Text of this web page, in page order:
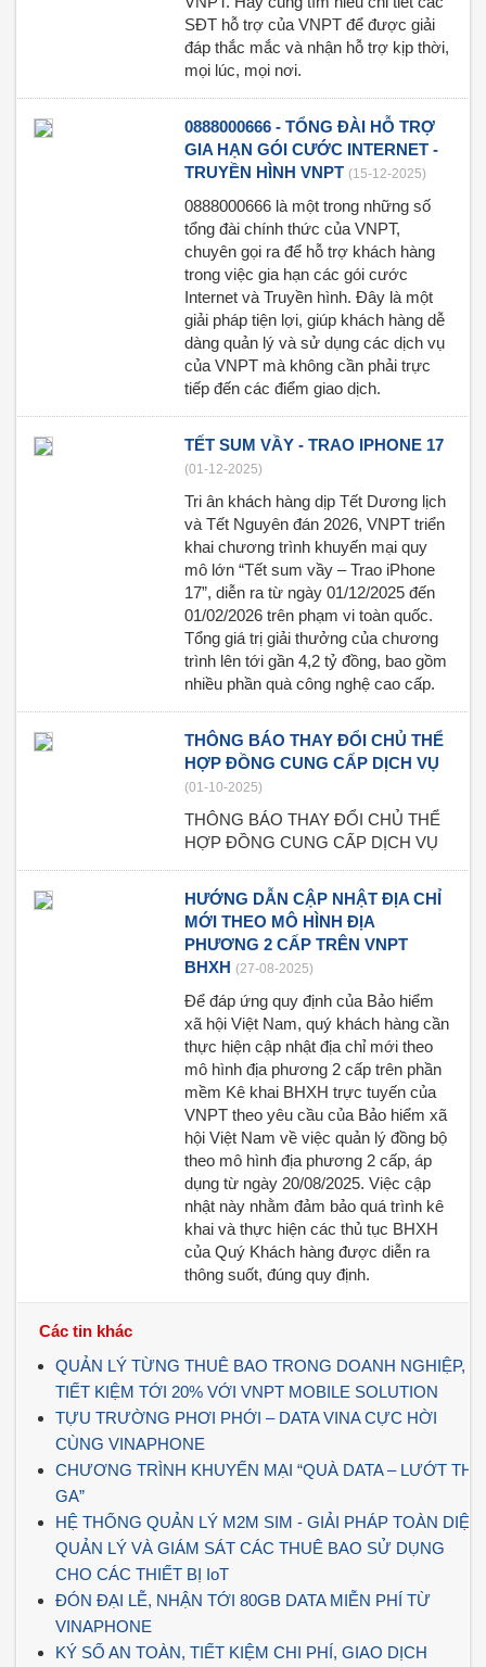
SĐT hỗ trợ của VNPT để được giải
đáp thắc mắc và nhận hỗ trợ kịp thời,
mọi lúc, mọi nơi.
0888000666 - TỔNG ĐÀI HỖ TRỢ
GIA HẠN GÓI CƯỚC INTERNET -
TRUYỀN HÌNH VNPT (15-12-2025)
0888000666 là một trong những số
tổng đài chính thức của VNPT,
chuyên gọi ra để hỗ trợ khách hàng
trong việc gia hạn các gói cước
Internet và Truyền hình. Đây là một
giải pháp tiện lợi, giúp khách hàng dễ
dàng quản lý và sử dụng các dịch vụ
của VNPT mà không cần phải trực
tiếp đến các điểm giao dịch.
TẾT SUM VẦY - TRAO IPHONE 17
(01-12-2025)
Tri ân khách hàng dịp Tết Dương lịch
và Tết Nguyên đán 2026, VNPT triển
khai chương trình khuyến mại quy
mô lớn “Tết sum vầy – Trao iPhone
17”, diễn ra từ ngày 01/12/2025 đến
01/02/2026 trên phạm vi toàn quốc.
Tổng giá trị giải thưởng của chương
trình lên tới gần 4,2 tỷ đồng, bao gồm
nhiều phần quà công nghệ cao cấp.
THÔNG BÁO THAY ĐỔI CHỦ THỂ
HỢP ĐỒNG CUNG CẤP DỊCH VỤ
(01-10-2025)
THÔNG BÁO THAY ĐỔI CHỦ THỂ
HỢP ĐỒNG CUNG CẤP DỊCH VỤ
HƯỚNG DẪN CẬP NHẬT ĐỊA CHỈ
MỚI THEO MÔ HÌNH ĐỊA
PHƯƠNG 2 CẤP TRÊN VNPT
BHXH (27-08-2025)
Để đáp ứng quy định của Bảo hiểm
xã hội Việt Nam, quý khách hàng cần
thực hiện cập nhật địa chỉ mới theo
mô hình địa phương 2 cấp trên phần
mềm Kê khai BHXH trực tuyến của
VNPT theo yêu cầu của Bảo hiểm xã
hội Việt Nam về việc quản lý đồng bộ
theo mô hình địa phương 2 cấp, áp
dụng từ ngày 20/08/2025. Việc cập
nhật này nhằm đảm bảo quá trình kê
khai và thực hiện các thủ tục BHXH
của Quý Khách hàng được diễn ra
thông suốt, đúng quy định.
Các tin khác
QUẢN LÝ TỪNG THUÊ BAO TRONG DOANH NGHIỆP,
TIẾT KIỆM TỚI 20% VỚI VNPT MOBILE SOLUTION
TỰU TRƯỜNG PHƠI PHỚI – DATA VINA CỰC HỜI
CÙNG VINAPHONE
CHƯƠNG TRÌNH KHUYẾN MẠI “QUÀ DATA – LƯỚT THẢ
GA”
HỆ THỐNG QUẢN LÝ M2M SIM - GIẢI PHÁP TOÀN DIỆN
QUẢN LÝ VÀ GIÁM SÁT CÁC THUÊ BAO SỬ DỤNG
CHO CÁC THIẾT BỊ IoT
ĐÓN ĐẠI LỄ, NHẬN TỚI 80GB DATA MIỄN PHÍ TỪ
VINAPHONE
KÝ SỐ AN TOÀN, TIẾT KIỆM CHI PHÍ, GIAO DỊCH